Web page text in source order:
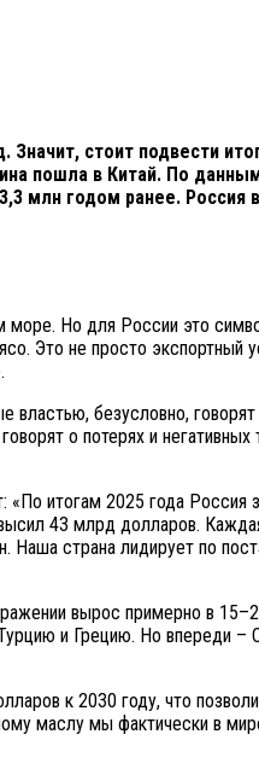
стоит подвести
пошла в Китай. По
млн годом ранее. Россия
Но для России это
Это не просто экспортный
властью, безусловно,
о потерях и негативных
«По итогам 2025 года Россия
43 млрд долларов.
Наша страна лидирует по
вырос примерно в
и Грецию. Но впереди
к 2030 году, что
маслу мы фактически в